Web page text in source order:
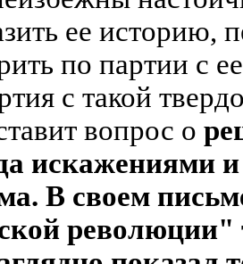
ее историю,
по партии с
с такой
вопрос о
искажениями
В своем